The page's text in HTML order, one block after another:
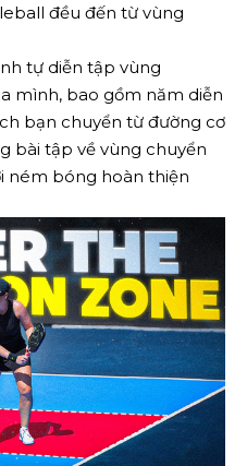
đều đến từ vùng
tự diễn tập vùng
mình, bao gồm năm diễn
bạn chuyển từ đường cơ
bài tập về vùng chuyển
ném bóng hoàn thiện